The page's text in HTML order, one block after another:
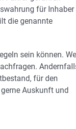
für Inhaber
die genannte
sein können.
für den
Auskunft und